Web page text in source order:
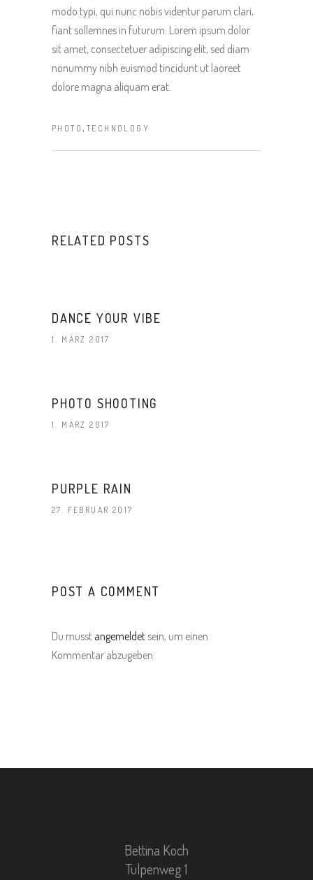
modo typi, qui nunc nobis videntur parum clari,
fiant sollemnes in futurum. Lorem ipsum dolor
sit amet, consectetuer adipiscing elit, sed diam
nonummy nibh euismod tincidunt ut laoreet
dolore magna aliquam erat.
PHOTO , TECHNOLOGY
RELATED POSTS
DANCE YOUR VIBE
1. MÄRZ 2017
PHOTO SHOOTING
1. MÄRZ 2017
PURPLE RAIN
27. FEBRUAR 2017
POST A COMMENT
Du musst angemeldet sein, um einen
Kommentar abzugeben.
Bettina Koch
Tulpenweg 1